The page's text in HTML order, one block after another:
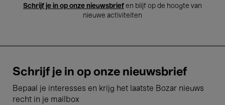
Schrijf je in op onze nieuwsbrief en blijf op de hoogte van
nieuwe activiteiten
Schrijf je in op onze nieuwsbrief
Bepaal je interesses en krijg het laatste Bozar nieuws
recht in je mailbox